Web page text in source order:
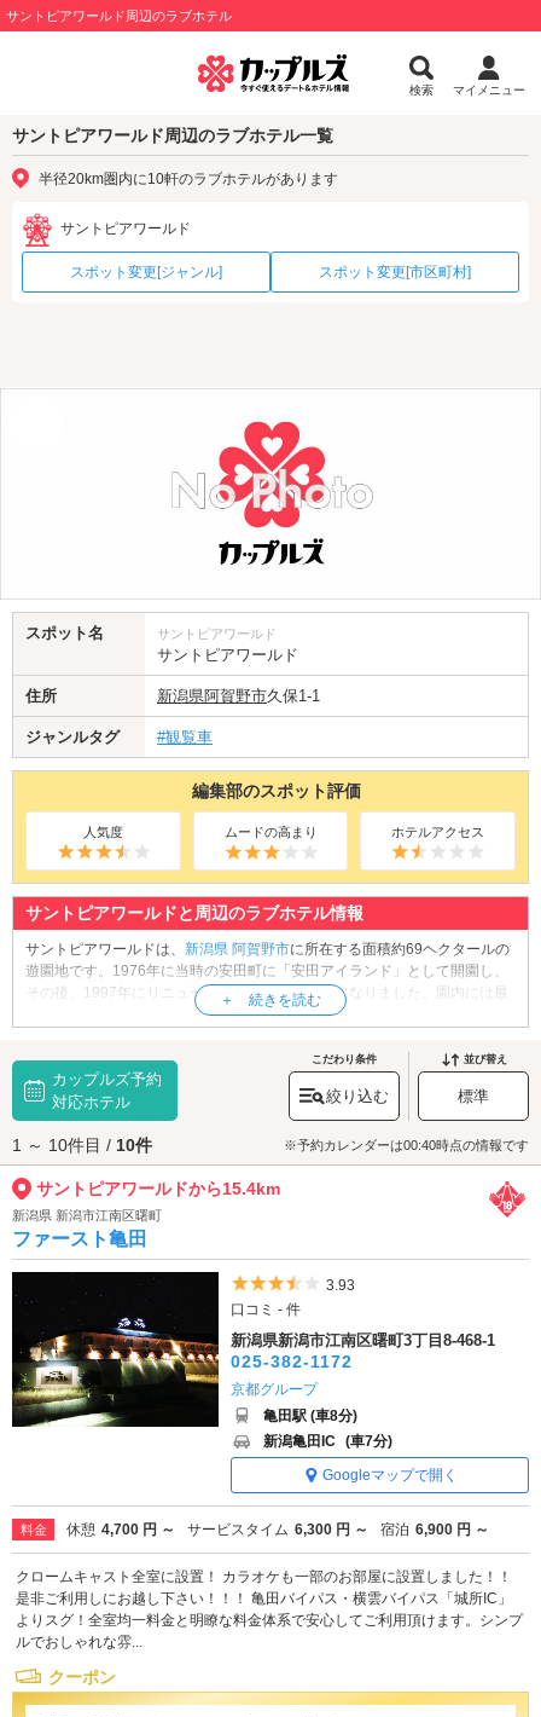
サントピアワールド周辺のラブホテル
検索 マイメニュー
サントピアワールド周辺のラブホテル一覧
半径20km圏内に10軒のラブホテルがあります
サントピアワールド
スポット変更[ジャンル] スポット変更[市区町村]
スポット名 サントピアワールド
サントピアワールド
住所 新潟県阿賀野市久保1-1
ジャンルタグ #観覧車
編集部のスポット評価
人気度 ムードの高まり ホテルアクセス
サントピアワールドと周辺のラブホテル情報
サントピアワールドは、 新潟県 阿賀野市に所在する面積約69ヘクタールの
遊園地です。1976年に当時の安田町に「安田アイランド」として開園し、
その後、1997年にリニューアルされ現在の名称になりました。園内には最
高時速75キロの「恐竜ジェットコースター」、佐渡まで一望できる「大観
休業せざるを得ず、売上は激減しましたが、営業再開後は「爆速メリーゴ
ーランド」などを運行させる「ギリギリ企画」を行い、話題となりまし
た。東北・北陸地域随一の規模を誇る遊園地へぜひお出かけください。な
お、積雪地にあるため冬季の12月から3月は休園となります。
サントピアワールドへは、
阿賀野・安田エリアのラブホテルからもアクセ
スが便利です。
カップルズ予約
対応ホテル
こだわり条件
絞り込む
並び替え
標準
1 ～ 10件目 / 10件 ※予約カレンダーは00:40時点の情報です
サントピアワールドから15.4km
新潟県 新潟市江南区曙町
ファースト亀田
5つ星のうち3.5
3.93
口コミ - 件
新潟県新潟市江南区曙町3丁目8-468-1
025-382-1172
京都グループ
亀田駅 (車8分)
新潟亀田IC (車7分)
Googleマップで開く
料金 休憩 4,700 円 ～ サービスタイム 6,300 円 ～ 宿泊 6,900 円 ～
クロームキャスト全室に設置！ カラオケも一部のお部屋に設置しました！！
是非ご利用しにお越し下さい！！！ 亀田バイパス・横雲バイパス「城所IC」
よりスグ！全室均一料金と明瞭な料金体系で安心してご利用頂けます。シンプ
ルでおしゃれな雰...
クーポン